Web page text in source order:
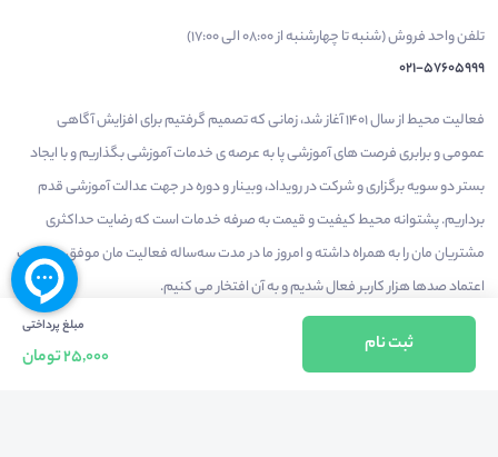
مبلغ پرداختی
25,000 تومان
ثبت نام
تلفن واحد فروش (شنبه تا چهارشنبه از 08:00 الی 17:00)
021-57605999
فعالیت محیط از سال 1401 آغاز شد، زمانی که تصمیم گرفتیم برای افزایش آگاهی
عمومی و برابری فرصت های آموزشی پا به عرصه ی خدمات آموزشی بگذاریم و با ایجاد
بستر دو سویه برگزاری و شرکت در رویداد، وبینار و دوره در جهت عدالت آموزشی قدم
برداریم. پشتوانه محیط کیفیت و قیمت به صرفه خدمات است که رضایت حداکثری
مشتریان مان را به همراه داشته و امروز ما در مدت سه‌ساله فعالیت مان موفق به کسب
اعتماد صدها هزار کاربر فعال شدیم و به آن افتخار می‌ کنیم.